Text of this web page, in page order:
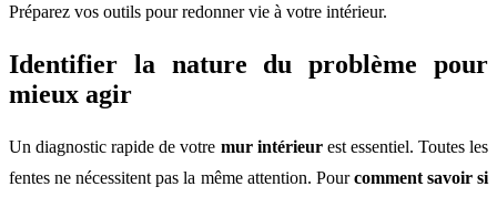
Préparez vos outils pour redonner vie à votre intérieur.
Identifier la nature du problème pour
mieux agir
Un diagnostic rapide de votre mur intérieurest essentiel. Toutes les
fentes ne nécessitent pas la même attention. Pourcomment savoir si